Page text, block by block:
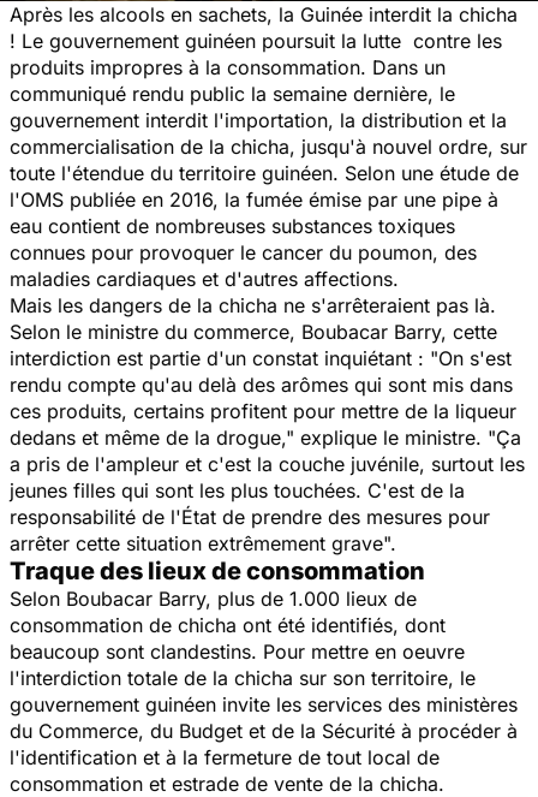
Après les alcools en sachets, la Guinée interdit la chicha
! Le gouvernement guinéen poursuit la lutte contre les
produits impropres à la consommation. Dans un
communiqué rendu public la semaine dernière, le
gouvernement interdit l'importation, la distribution et la
commercialisation de la chicha, jusqu'à nouvel ordre, sur
toute l'étendue du territoire guinéen. Selon une étude de
l'OMS publiée en 2016, la fumée émise par une pipe à
eau contient de nombreuses substances toxiques
connues pour provoquer le cancer du poumon, des
maladies cardiaques et d'autres affections.
Mais les dangers de la chicha ne s'arrêteraient pas là.
Selon le ministre du commerce, Boubacar Barry, cette
interdiction est partie d'un constat inquiétant : "On s'est
rendu compte qu'au delà des arômes qui sont mis dans
ces produits, certains profitent pour mettre de la liqueur
dedans et même de la drogue," explique le ministre. "Ça
a pris de l'ampleur et c'est la couche juvénile, surtout les
jeunes filles qui sont les plus touchées. C'est de la
responsabilité de l'État de prendre des mesures pour
arrêter cette situation extrêmement grave".
Traque des lieux de consommation
Selon Boubacar Barry, plus de 1.000 lieux de
consommation de chicha ont été identifiés, dont
beaucoup sont clandestins. Pour mettre en oeuvre
l'interdiction totale de la chicha sur son territoire, le
gouvernement guinéen invite les services des ministères
du Commerce, du Budget et de la Sécurité à procéder à
l'identification et à la fermeture de tout local de
consommation et estrade de vente de la chicha.